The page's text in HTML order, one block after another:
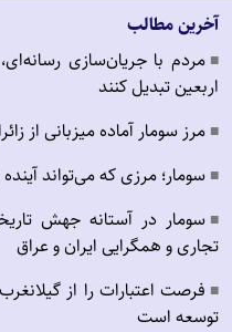
آخرین مطالب
■ مردم با جریان‌سازی
اربعین تبدیل کنند
■ مرز سومار آماده میزبانی از
■ سومار؛ مرزی که می‌تواند
■ سومار در آستانه جهش
تجاری و همگرایی ایران و عراق
■ فرصت اعتبارات را از
توسعه است